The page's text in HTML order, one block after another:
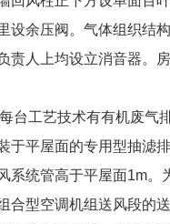
设余压阀。气体组织结
责人上均设立消音器。
台工艺技术有有机废气
于平屋面的专用型抽滤
系统管高于平屋面1m。
合型空调机组送风段的